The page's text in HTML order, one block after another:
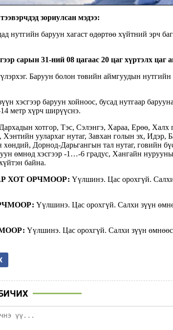
зориулсан мэдээ:
нутгийн баруун хагаст өдөртөө хүйтний эрч
сарын 31-ний 08 цагаас 20 цаг хүртэлх цаг
Баруун болон төвийн аймгуудын нутгийн
хэсгээр баруун хойноос, бусад нутгаар
метр хүрч ширүүснэ.
хотгор, Тэс, Сэлэнгэ, Хараа, Ерөө,
Хэнтийн уулархаг нутаг, Завхан голын эх,
Дорнод-Дарьгангын тал нутаг, говийн
өмнөд хэсгээр -1…-6 градус, Хангайн
байна.
ХОТ ОРЧМООР: Үүлшинэ. Цас орохгүй.
Үүлшинэ. Цас орохгүй. Салхи зүүн
Үүлшинэ. Цас орохгүй. Салхи зүүн